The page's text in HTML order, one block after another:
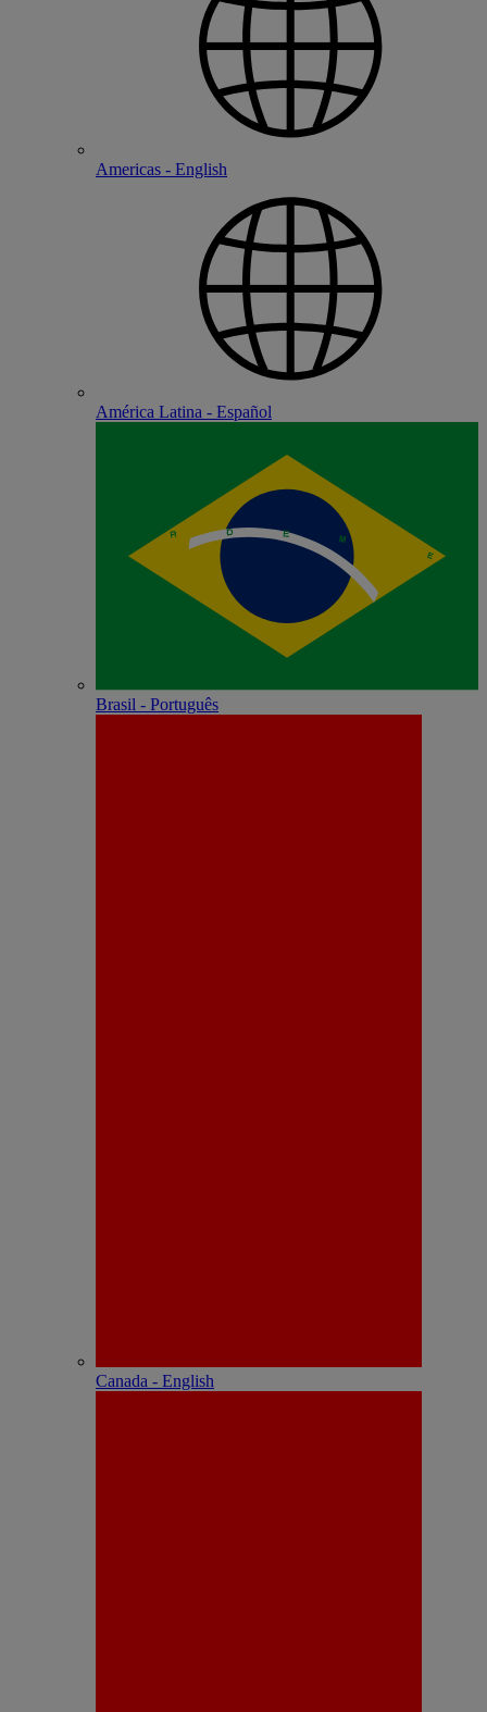
Americas - English
América Latina - Español
Brasil - Português
Canada - English